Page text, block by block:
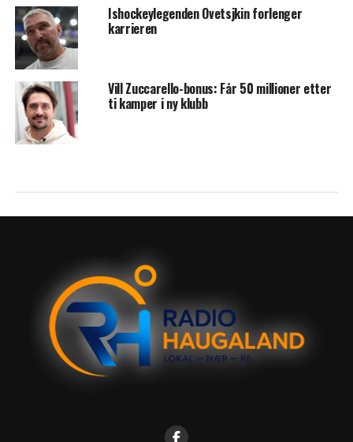
Ishockeylegenden Ovetsjkin forlenger
karrieren
Vill Zuccarello-bonus: Får 50 millioner etter
ti kamper i ny klubb